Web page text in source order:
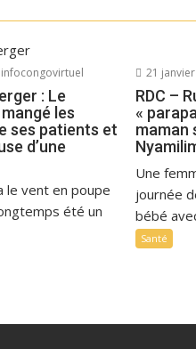
infocongovirtuel
: Le
les
ses patients et
d’une
le vent en poupe
été un
21
RDC –
«
maman
Une
journée
bébé
Santé